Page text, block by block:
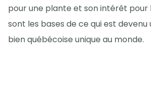
pour une plante et son intérêt
sont les bases de ce qui est
bien québécoise unique au monde.